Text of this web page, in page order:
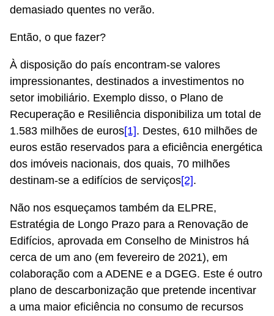
demasiado quentes no verão.
Então, o que fazer?
À disposição do país encontram-se valores
impressionantes, destinados a investimentos no
setor imobiliário. Exemplo disso, o Plano de
Recuperação e Resiliência disponibiliza um total de
1.583 milhões de euros[1]. Destes, 610 milhões de
euros estão reservados para a eficiência energética
dos imóveis nacionais, dos quais, 70 milhões
destinam-se a edifícios de serviços[2].
Não nos esqueçamos também da ELPRE,
Estratégia de Longo Prazo para a Renovação de
Edifícios, aprovada em Conselho de Ministros há
cerca de um ano (em fevereiro de 2021), em
colaboração com a ADENE e a DGEG. Este é outro
plano de descarbonização que pretende incentivar
a uma maior eficiência no consumo de recursos